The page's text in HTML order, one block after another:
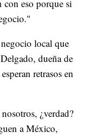
con eso porque si
local que
dueña de
retrasos en
¿verdad?
a México,